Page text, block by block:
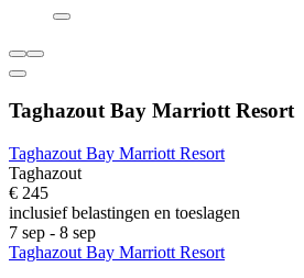
Taghazout Bay Marriott Resort
Taghazout Bay Marriott Resort
Taghazout
€ 245
inclusief belastingen en toeslagen
7 sep - 8 sep
Taghazout Bay Marriott Resort